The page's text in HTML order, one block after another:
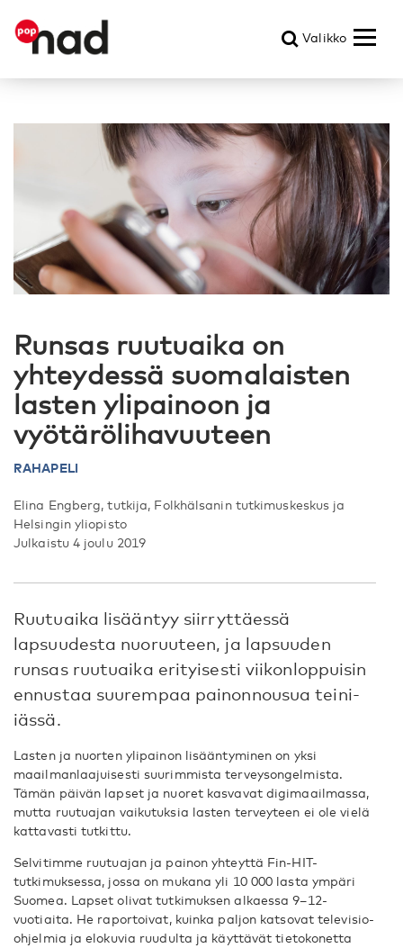
Valikko
Runsas ruutuaika on
yhteydessä suomalaisten
lasten ylipainoon ja
vyötärölihavuuteen
RAHAPELI
Elina Engberg, tutkija, Folkhälsanin tutkimuskeskus ja
Helsingin yliopisto
Julkaistu 4 joulu 2019
Ruutuaika lisääntyy siirryttäessä
lapsuudesta nuoruuteen, ja lapsuuden
runsas ruutuaika erityisesti viikonloppuisin
ennustaa suurempaa painonnousua teini-
iässä.
Lasten ja nuorten ylipainon lisääntyminen on yksi
maailmanlaajuisesti suurimmista terveysongelmista.
Tämän päivän lapset ja nuoret kasvavat digimaailmassa,
mutta ruutuajan vaikutuksia lasten terveyteen ei ole vielä
kattavasti tutkittu.
Selvitimme ruutuajan ja painon yhteyttä Fin-HIT-
tutkimuksessa, jossa on mukana yli 10 000 lasta ympäri
Suomea. Lapset olivat tutkimuksen alkaessa 9–12-
vuotiaita. He raportoivat, kuinka paljon katsovat televisio-
ohjelmia ja elokuvia ruudulta ja käyttävät tietokonetta